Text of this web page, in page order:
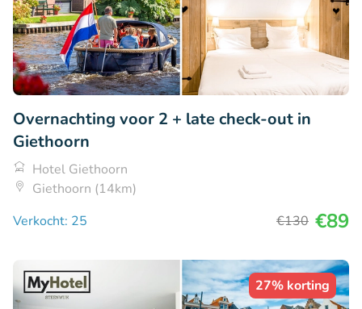
Overnachting voor 2 + late check-out in
Giethoorn
Hotel Giethoorn
Giethoorn (14km)
Verkocht: 25
€130 €89
27% korting